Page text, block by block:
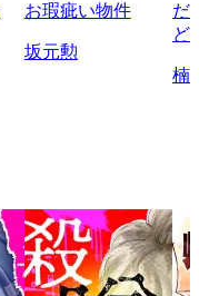
お瑕疵い物件
坂元勲
だ
ど
楠